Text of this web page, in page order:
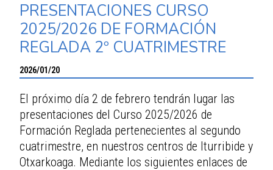
PRESENTACIONES CURSO
2025/2026 DE FORMACIÓN
REGLADA 2º CUATRIMESTRE
2026/01/20
El próximo día 2 de febrero tendrán lugar las
presentaciones del Curso 2025/2026 de
Formación Reglada pertenecientes al segundo
cuatrimestre, en nuestros centros de Iturribide y
Otxarkoaga. Mediante los siguientes enlaces de